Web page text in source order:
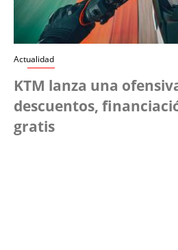
Actualidad
KTM lanza una
descuentos,
gratis